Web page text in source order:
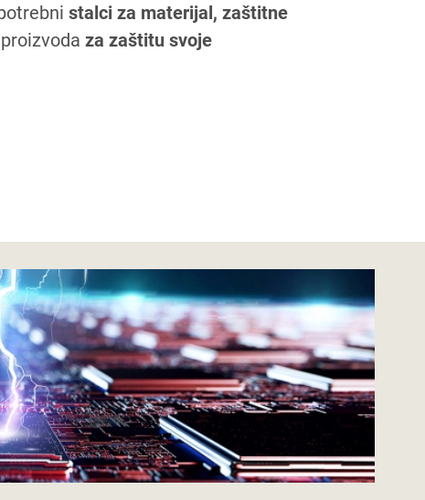
stalci za materijal, zaštitne
za zaštitu svoje